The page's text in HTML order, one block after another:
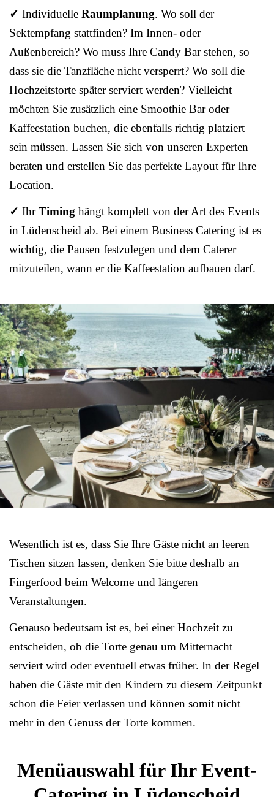
✓ Individuelle Raumplanung. Wo soll der
Sektempfang stattfinden? Im Innen- oder
Außenbereich? Wo muss Ihre Candy Bar stehen, so
dass sie die Tanzfläche nicht versperrt? Wo soll die
Hochzeitstorte später serviert werden? Vielleicht
möchten Sie zusätzlich eine Smoothie Bar oder
Kaffeestation buchen, die ebenfalls richtig platziert
sein müssen. Lassen Sie sich von unseren Experten
beraten und erstellen Sie das perfekte Layout für Ihre
Location.
✓ IhrTiming hängt komplett von der Art des Events
in Lüdenscheid ab. Bei einem Business Catering ist es
wichtig, die Pausen festzulegen und dem Caterer
mitzuteilen, wann er die Kaffeestation aufbauen darf.
Wesentlich ist es, dass Sie Ihre Gäste nicht an leeren
Tischen sitzen lassen, denken Sie bitte deshalb an
Fingerfood beim Welcome und längeren
Veranstaltungen.
Genauso bedeutsam ist es, bei einer Hochzeit zu
entscheiden, ob die Torte genau um Mitternacht
serviert wird oder eventuell etwas früher. In der Regel
haben die Gäste mit den Kindern zu diesem Zeitpunkt
schon die Feier verlassen und können somit nicht
mehr in den Genuss der Torte kommen.
Menüauswahl für Ihr Event-